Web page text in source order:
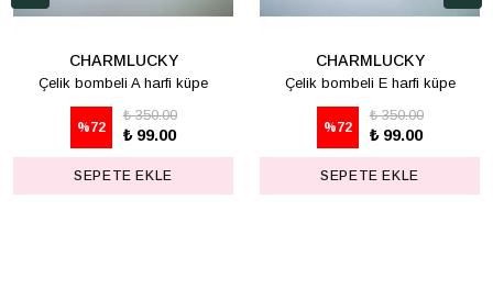
CHARMLUCKY
Çelik bombeli A harfi küpe
%72
₺ 350.00
₺ 99.00
SEPETE EKLE
CHARMLUCKY
Çelik bombeli E harfi küpe
%72
₺ 350.00
₺ 99.00
SEPETE EKLE